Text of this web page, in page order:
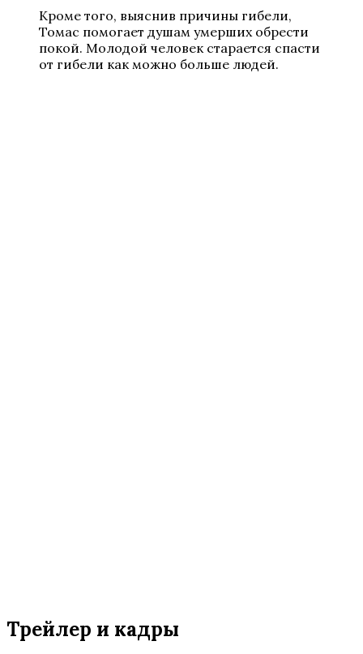
Кроме того, выяснив причины гибели,
Томас помогает душам умерших обрести
покой. Молодой человек старается спасти
от гибели как можно больше людей.
Трейлер и кадры